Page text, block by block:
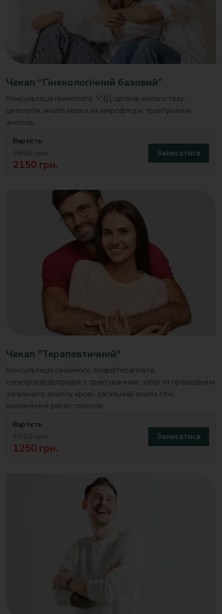
Чекап “Гінекологічний базовий”
Консультація гінеколога; УЗД органів малого тазу;
цитологія; аналіз мазка на мікрофлору. трактування
аналізів.
Вартість
2150 грн.
Записатися
Чекап "Терапевтичний"
Консультація сімейного лікаря/терапевта;
електрокардіографія з трактуванням; забір та проведення
загального аналізу крові; загальний аналіз сечі;
визначення рівню глюкози.
Вартість
1250 грн.
Записатися